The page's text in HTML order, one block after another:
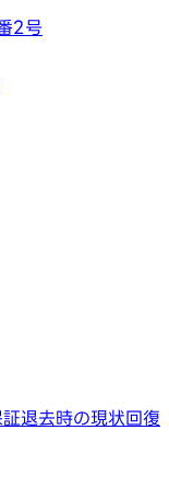
2号
退去時の現状回復